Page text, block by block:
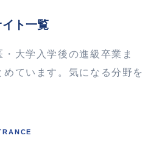
ト一覧
大学入学後の進級卒業ま
ています。気になる分野を